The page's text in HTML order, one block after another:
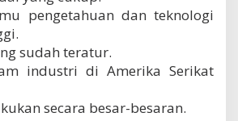
pengetahuan dan teknologi
sudah teratur.
industri di Amerika Serikat
secara besar-besaran.